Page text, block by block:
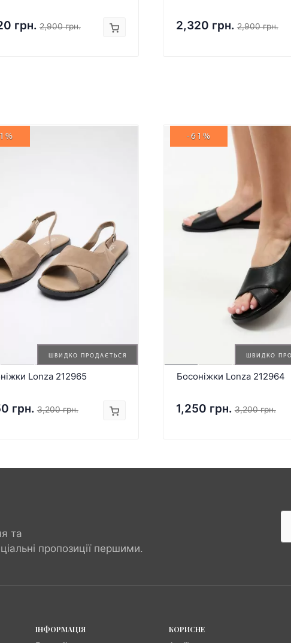
грн. 2,900 грн. 2,320 грн. 2,900 грн.
ШВИДКО ПРОДАЄТЬСЯ
Lonza 212965
грн. 3,200 грн.
ШВИДКО
-61%
Босоніжки Lonza 212964
1,250 грн. 3,200 грн.
та
пропозиції першими.
ІНФОРМАЦІЯ
КОРИСНЕ